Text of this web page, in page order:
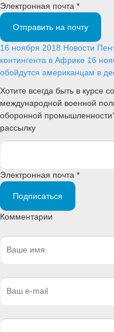
Электронная почта *
Отправить на почту
16 ноября 2018 Новости
контингента в Африке 16
обойдутся американцам в
Хотите всегда быть в курсе
международной военной
оборонной
рассылку
Электронная почта *
Подписаться
Комментарии